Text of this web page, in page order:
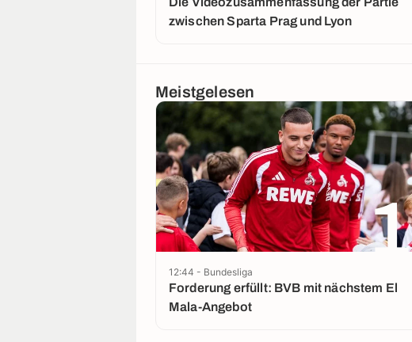
zwischen Sparta Prag und Lyon
Meistgelesen
1
Forderung erfüllt: BVB mit nächstem El
Mala-Angebot
12:44 - Bundesliga